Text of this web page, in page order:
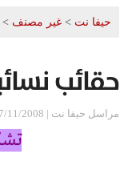
حيفا نت > غير مصنف >
حقائب
مراسل حيفا نت | 07/11/2008